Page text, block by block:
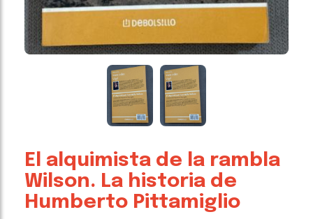
El alquimista de la rambla
Wilson. La historia de
Humberto Pittamiglio